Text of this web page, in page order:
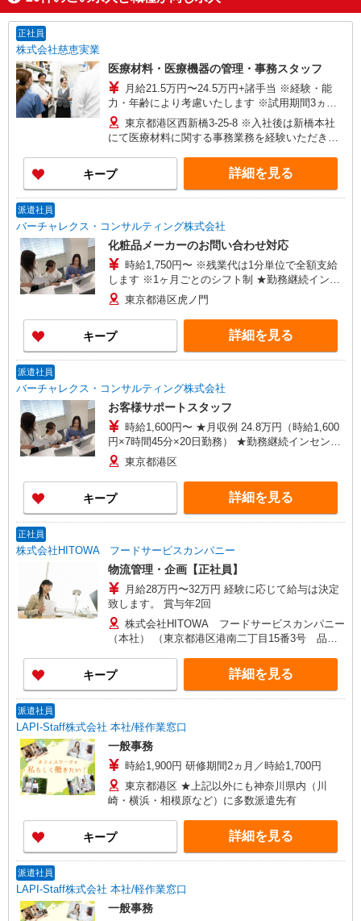
正社員
株式会社慈恵実業
医療材料・医療機器の管理・事務スタッフ
月給21.5万円〜24.5万円+諸手当 ※経験・能
力・年齢により考慮いたします ※試用期間3ヵ月
あり（期間中は月給20.5万円以上） ※賞与年2回
（昨年度実績 平均5ヶ月分） ■年収例■ 想定年収
375万円〜530万円※経験等考慮 ・20代：年収375
万円 ・30代：年収430万円 ・40代：年収460万円
・50代：年収530万円
東京都港区西新橋3-25-8 ※入社後は新橋本社
にて医療材料に関する事務業務を経験いただきま
へ配属となります。 ※配属時期は入社後約6カ
月〜2年程度を予定 ・東京慈恵会医科大学附属病
院（東京都港区西新橋3丁目19-18） ・東京慈恵会
目41-2） ・東京慈恵会医科大学西部医療センター
（東京都狛江市和泉本町4丁目11-1） ・東京慈恵
会医科大学附属柏病院（千葉県柏市柏下163番地
1）
キープ 詳細を見る
派遣社員
バーチャレクス・コンサルティング株式会社
化粧品メーカーのお問い合わせ対応
時給1,750円〜 ※残業代は1分単位で全額支給
します ※1ヶ月ごとのシフト制 ★勤務継続インセ
ンティブ7万円支給♪（当社規定あり） ※入社月含
む6か月継続勤務するとインセンティブが支給され
ます！ ＜収入例＞ 1750円×7h×週5(20日)＝
245,000円
東京都港区虎ノ門
キープ 詳細を見る
派遣社員
バーチャレクス・コンサルティング株式会社
お客様サポートスタッフ
時給1,600円〜 ★月収例 24.8万円（時給1,600
円×7時間45分×20日勤務） ★勤務継続インセンテ
ィブ7万円支給♪（当社規定あり） 入社月含む6か
月継続勤務するとインセンティブが支給されま
す！ ■昇給あり ■交通費支給（上限3万円/月）
東京都港区
キープ 詳細を見る
正社員
株式会社HITOWA フードサービスカンパニー
物流管理・企画【正社員】
月給28万円〜32万円 経験に応じて給与は決定
致します。 賞与年2回
株式会社HITOWA フードサービスカンパニー
（本社） （東京都港区港南二丁目15番3号 品川
キープ 詳細を見る
派遣社員
LAPI-Staff株式会社 本社/軽作業窓口
一般事務
時給1,900円 研修期間2ヵ月／時給1,700円
東京都港区 ★上記以外にも神奈川県内（川
崎・横浜・相模原など）に多数派遣先有
キープ 詳細を見る
派遣社員
LAPI-Staff株式会社 本社/軽作業窓口
一般事務